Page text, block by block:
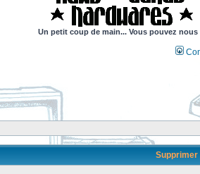
Un petit coup de main... Vous pouvez
Supprimer